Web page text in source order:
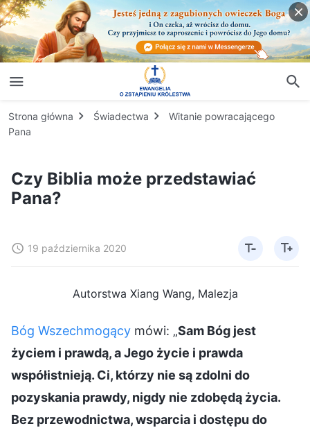
Strona główna Świadectwa
Witanie powracającego
Pana
Czy Biblia może przedstawiać
Pana?
19 października 2020
Autorstwa Xiang Wang, Malezja
Bóg Wszechmogący mówi: „Sam Bóg jest
życiem i prawdą, a Jego życie i prawda
współistnieją. Ci, którzy nie są zdolni do
pozyskania prawdy, nigdy nie zdobędą życia.
Bez przewodnictwa, wsparcia i dostępu do